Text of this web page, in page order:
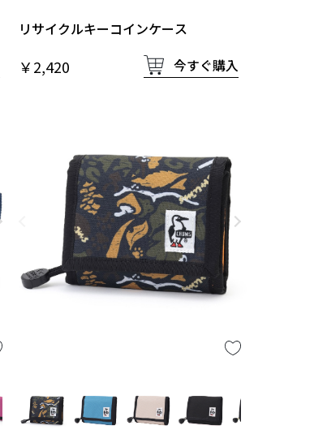
リサイクルキーコインケース
￥2,420 今すぐ購入